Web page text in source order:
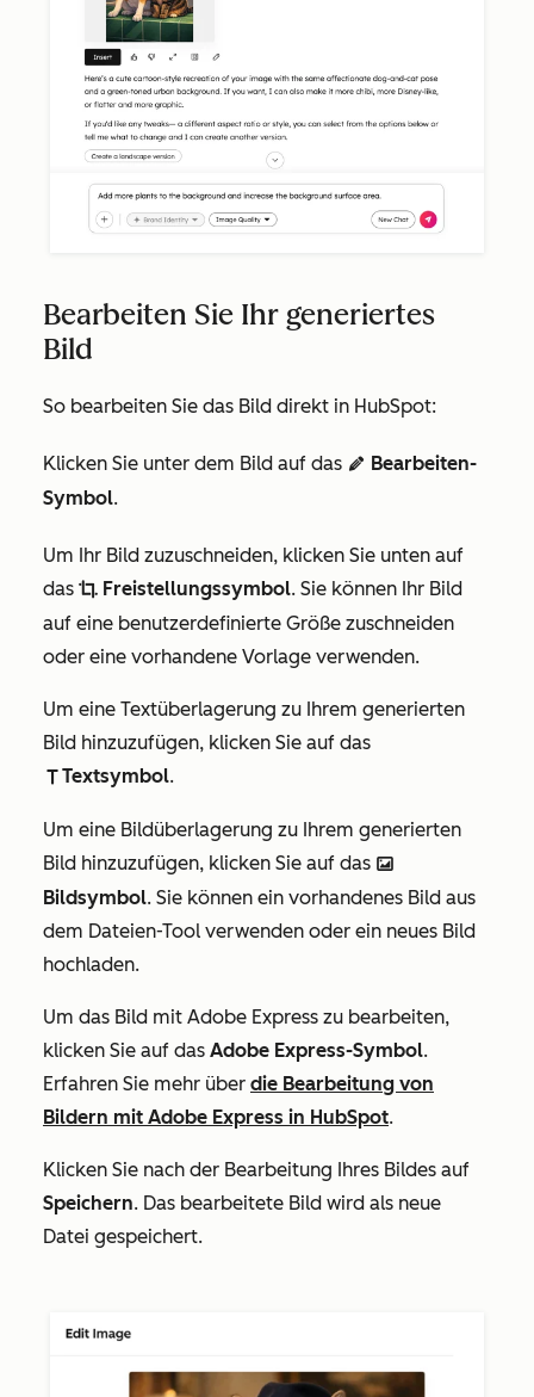
Bearbeiten Sie Ihr generiertes
Bild
So bearbeiten Sie das Bild direkt in HubSpot:
Klicken Sie unter dem Bild auf das edit AdA Bearbeiten-
Symbol.
Um Ihr Bild zuzuschneiden, klicken Sie unten auf
das cropIcon Freistellungssymbol. Sie können Ihr Bild
auf eine benutzerdefinierte Größe zuschneiden
oder eine vorhandene Vorlage verwenden.
Um eine Textüberlagerung zu Ihrem generierten
Bild hinzuzufügen, klicken Sie auf das
textIconTextsymbol.
Um eine Bildüberlagerung zu Ihrem generierten
Bild hinzuzufügen, klicken Sie auf das insertImageIcon
Bildsymbol. Sie können ein vorhandenes Bild aus
dem Dateien-Tool verwenden oder ein neues Bild
hochladen.
Um das Bild mit Adobe Express zu bearbeiten,
klicken Sie auf das Adobe Express-Symbol.
Erfahren Sie mehr über die Bearbeitung von
Bildern mit Adobe Express in HubSpot.
Klicken Sie nach der Bearbeitung Ihres Bildes auf
Speichern. Das bearbeitete Bild wird als neue
Datei gespeichert.